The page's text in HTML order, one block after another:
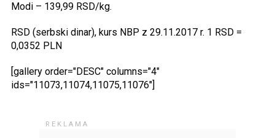
Modi – 139,99 RSD/kg.
RSD (serbski dinar), kurs NBP z 29.11.2017 r. 1 RSD =
0,0352 PLN
[gallery order="DESC" columns="4"
ids="11073,11074,11075,11076"]